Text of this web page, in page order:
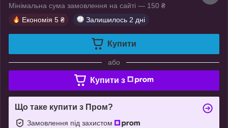
Мінімальна сума замовлення на сайті — 150 ₴
Економія 5 ₴ Залишилось 2 дні
Купити
або
Купити з
Що таке купити з Пром?
Замовлення під захистом